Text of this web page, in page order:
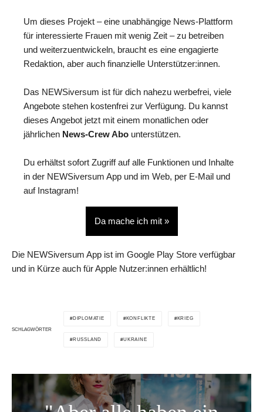
Um dieses Projekt – eine unabhängige News-Plattform
für interessierte Frauen mit wenig Zeit – zu betreiben
und weiterzuentwickeln, braucht es eine engagierte
Redaktion, aber auch finanzielle Unterstützer:innen.
Das NEWSiversum ist für dich nahezu werbefrei, viele
Angebote stehen kostenfrei zur Verfügung. Du kannst
dieses Angebot jetzt mit einem monatlichen oder
jährlichen News-Crew Abo unterstützen.
Du erhältst sofort Zugriff auf alle Funktionen und Inhalte
in der NEWSiversum App und im Web, per E-Mail und
auf Instagram!
Da mache ich mit »
Die NEWSiversum App ist im Google Play Store verfügbar
und in Kürze auch für Apple Nutzer:innen erhältlich!
SCHLAGWÖRTER
DIPLOMATIE KONFLIKTE KRIEG
RUSSLAND UKRAINE